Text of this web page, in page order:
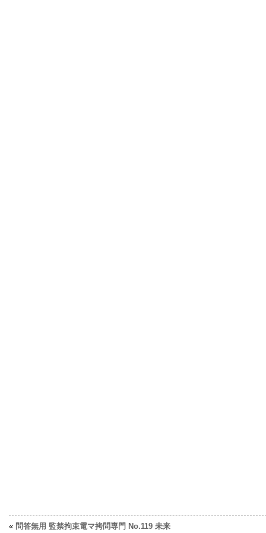
« 問答無用 監禁拘束電マ拷問専門 No.119 未来